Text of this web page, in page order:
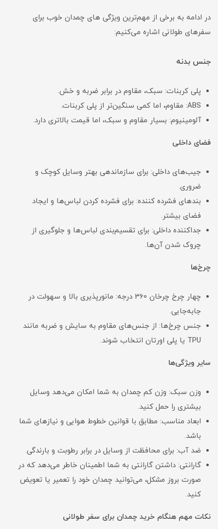
در ادامه به برخی از مهم‌ترین ویژگی های چمدان خوب برای
سفرهای طولانی اشاره می‌کنیم:
جنس بدنه
پلی کربنات: سبک، مقاوم در برابر ضربه و خش.
ABS: مقاوم، اما کمی سنگین‌تر از پلی کربنات.
آلومینیوم: بسیار مقاوم و سبک، اما قیمت بالاتری دارد.
فضای داخلی
جیب‌های داخلی: برای سازماندهی بهتر وسایل کوچک و
ضروری.
بندهای فشرده کننده: برای فشرده کردن لباس‌ها و ایجاد
فضای بیشتر.
جداکننده داخلی: برای تقسیم‌بندی لباس‌ها و جلوگیری از
چروک شدن آن‌ها.
چرخ‌ها
چهار چرخ چرخان 360 درجه: مانورپذیری بالا و سهولت در
جابه‌جایی.
جنس چرخ‌ها: از جنس‌های مقاوم به سایش و ضربه مانند
TPU یا پلی اورتان انتخاب شوند.
سایر ویژگی‌ها
وزن سبک: وزن کم چمدان به شما امکان می‌دهد وسایل
بیشتری را حمل کنید.
ابعاد مناسب: مطابق با قوانین خطوط هوایی و نیازهای شما
باشد.
ضد آب: برای محافظت از وسایل در برابر رطوبت و بارندگی.
گارانتی: داشتن گارانتی به شما اطمینان خاطر می‌دهد که در
صورت بروز مشکل، می‌توانید چمدان خود را تعمیر یا تعویض
کنید.
نکات مهم هنگام خرید چمدان برای سفر طولانی